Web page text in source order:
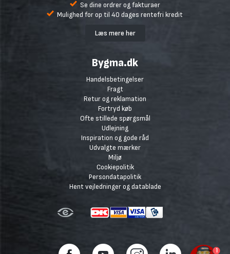
Se dine ordrer og fakturaer
Mulighed for op til 40 dages rentefri kredit
Læs mere her
Bygma.dk
Handelsbetingelser
Fragt
Retur og reklamation
Fortryd køb
Ofte stillede spørgsmål
Udlejning
Inspiration og gode råd
Udvalgte mærker
Miljø
Cookiepolitik
Persondatapolitik
Hent vejledninger og datablade
1